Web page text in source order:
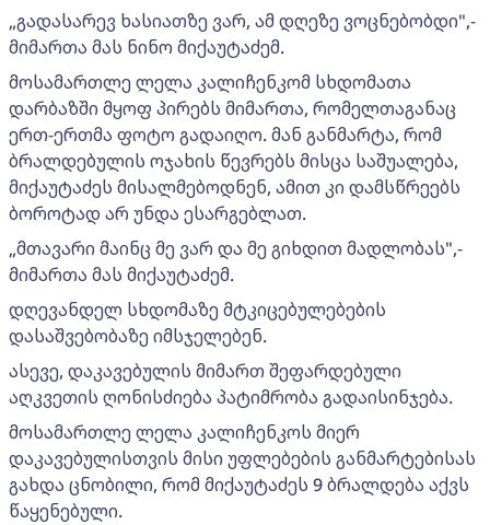
„გადასარევ ხასიათზე ვარ, ამ დღეზე ვოცნებობდი",-
მიმართა მას ნინო მიქაუტაძემ.
მოსამართლე ლელა კალიჩენკომ სხდომათა
დარბაზში მყოფ პირებს მიმართა, რომელთაგანაც
ერთ-ერთმა ფოტო გადაიღო. მან განმარტა, რომ
ბრალდებულის ოჯახის წევრებს მისცა საშუალება,
მიქაუტაძეს მისალმებოდნენ, ამით კი დამსწრეებს
ბოროტად არ უნდა ესარგებლათ.
„მთავარი მაინც მე ვარ და მე გიხდით მადლობას",-
მიმართა მას მიქაუტაძემ.
დღევანდელ სხდომაზე მტკიცებულებების
დასაშვებობაზე იმსჯელებენ.
ასევე, დაკავებულის მიმართ შეფარდებული
აღკვეთის ღონისძიება პატიმრობა გადაისინჯება.
მოსამართლე ლელა კალიჩენკოს მიერ
დაკავებულისთვის მისი უფლებების განმარტებისას
გახდა ცნობილი, რომ მიქაუტაძეს 9 ბრალდება აქვს
წაყენებული.